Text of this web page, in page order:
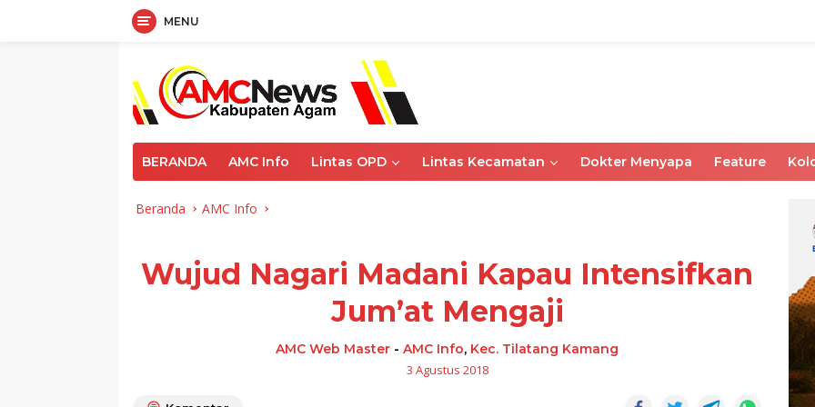
MENU
BERANDA AMC Info Lintas OPD Lintas Kecamatan Dokter Menyapa Feature
Beranda AMC Info
Wujud Nagari Madani Kapau Intensifkan
Jum’at Mengaji
AMC Web Master -AMC Info, Kec. Tilatang Kamang
3 Agustus 2018